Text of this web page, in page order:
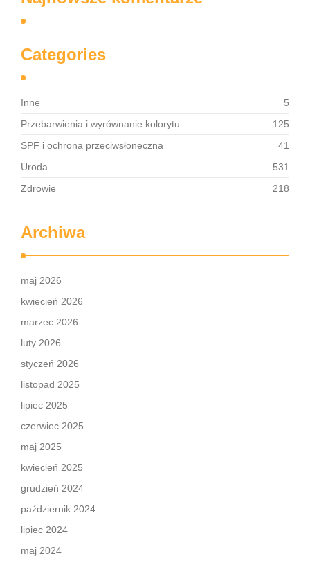
Categories
Inne
5
Przebarwienia i wyrównanie kolorytu
125
SPF i ochrona przeciwsłoneczna
41
Uroda
531
Zdrowie
218
Archiwa
maj 2026
kwiecień 2026
marzec 2026
luty 2026
styczeń 2026
listopad 2025
lipiec 2025
czerwiec 2025
maj 2025
kwiecień 2025
grudzień 2024
październik 2024
lipiec 2024
maj 2024